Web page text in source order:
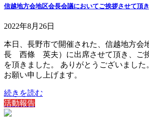
信越地方会地区会長会議においてご挨拶させて頂き
2022年8月26日
本日、長野市で開催された、信越地方会
長 西條 英夫）に出席させて頂き、ご
を頂きました。 ありがとうございました
お願い申し上げます。
続きを読む
活動報告